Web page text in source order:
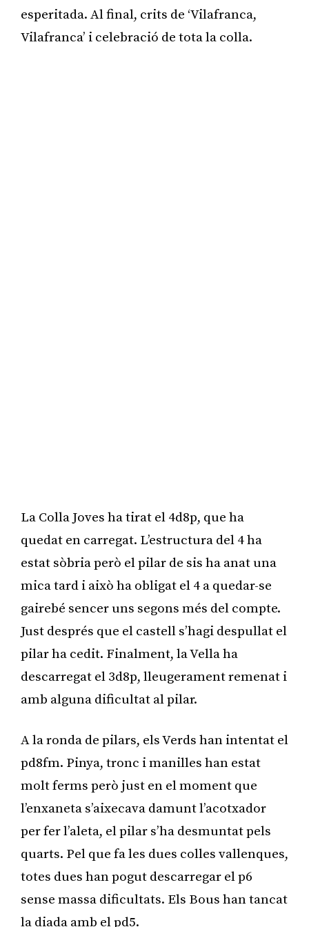
esperitada. Al final, crits de ‘Vilafranca,
Vilafranca’ i celebració de tota la colla.
La Colla Joves ha tirat el 4d8p, que ha
quedat en carregat. L’estructura del 4 ha
estat sòbria però el pilar de sis ha anat una
mica tard i això ha obligat el 4 a quedar-se
gairebé sencer uns segons més del compte.
Just després que el castell s’hagi despullat el
pilar ha cedit. Finalment, la Vella ha
descarregat el 3d8p, lleugerament remenat i
amb alguna dificultat al pilar.
A la ronda de pilars, els Verds han intentat el
pd8fm. Pinya, tronc i manilles han estat
molt ferms però just en el moment que
l’enxaneta s’aixecava damunt l’acotxador
per fer l’aleta, el pilar s’ha desmuntat pels
quarts. Pel que fa les dues colles vallenques,
totes dues han pogut descarregar el p6
sense massa dificultats. Els Bous han tancat
la diada amb el pd5.